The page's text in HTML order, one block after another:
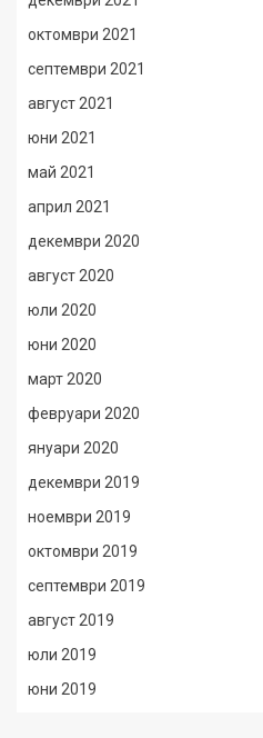
октомври 2021
септември 2021
август 2021
юни 2021
май 2021
април 2021
декември 2020
август 2020
юли 2020
юни 2020
март 2020
февруари 2020
януари 2020
декември 2019
ноември 2019
октомври 2019
септември 2019
август 2019
юли 2019
юни 2019